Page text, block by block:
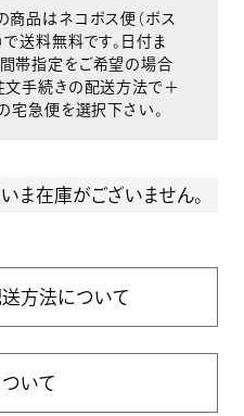
商品はネコポス便（ポス
で送料無料です。日付ま
帯指定をご希望の場合
文手続きの配送方法で＋
宅急便を選択下さい。
ま在庫がございません。
方法について
いて